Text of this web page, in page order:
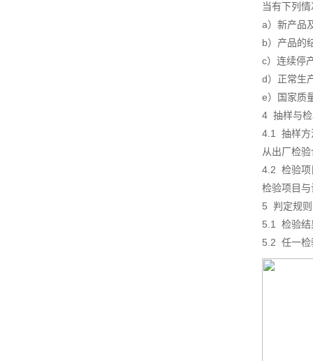
当有下列
a）新产品
b）产品的
c）连续停
d）正常生
e）国家质
4 抽样与
4.1 抽样
从出厂检
4.2 检验
检验项目
5 判定规
5.1 检验结
5.2 任一检